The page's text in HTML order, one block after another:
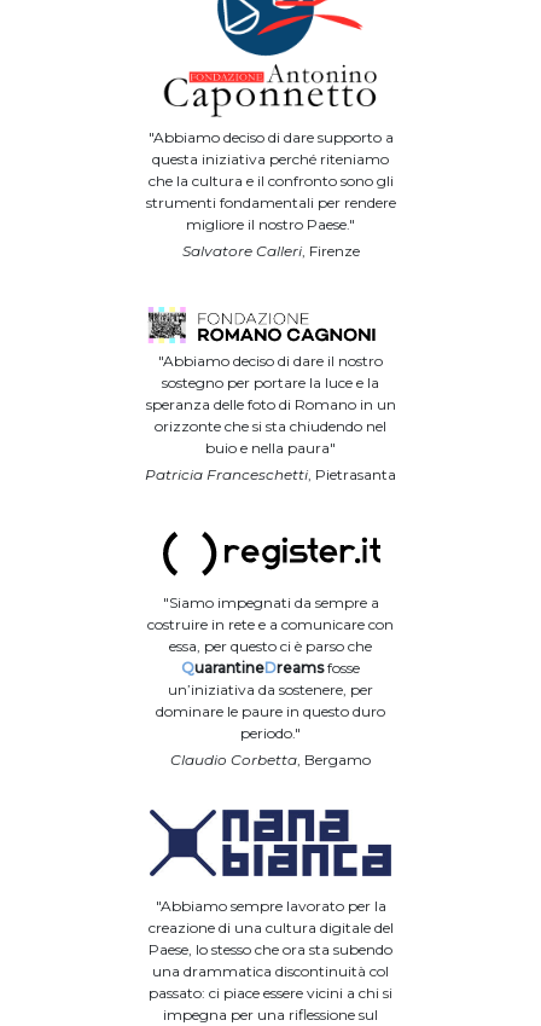
"Abbiamo deciso di dare supporto a
questa iniziativa perché riteniamo
che la cultura e il confronto sono gli
strumenti fondamentali per rendere
migliore il nostro Paese."
Salvatore Calleri, Firenze
"Abbiamo deciso di dare il nostro
sostegno per portare la luce e la
speranza delle foto di Romano in un
orizzonte che si sta chiudendo nel
buio e nella paura"
Patricia Franceschetti, Pietrasanta
"Siamo impegnati da sempre a
costruire in rete e a comunicare con
essa, per questo ci è parso che
QuarantineDreamsfosse
un’iniziativa da sostenere, per
dominare le paure in questo duro
periodo."
Claudio Corbetta, Bergamo
"Abbiamo sempre lavorato per la
creazione di una cultura digitale del
Paese, lo stesso che ora sta subendo
una drammatica discontinuità col
passato: ci piace essere vicini a chi si
impegna per una riflessione sul